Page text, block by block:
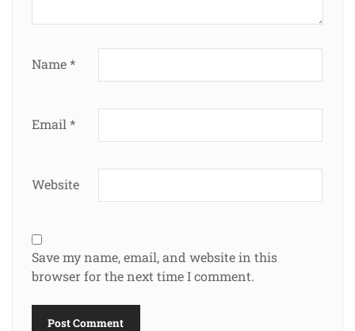
Name*
Email *
Website
Save my name, email, and website in this
browser for the next time I comment.